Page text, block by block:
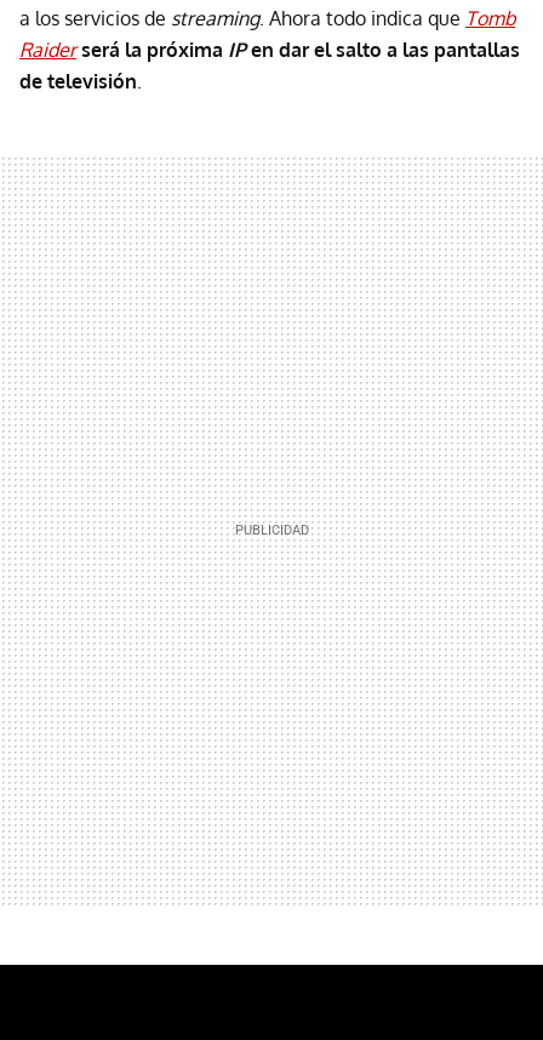
a los servicios de streaming. Ahora todo indica que Tomb
Raiderserá la próxima IPen dar el salto a las pantallas
de televisión